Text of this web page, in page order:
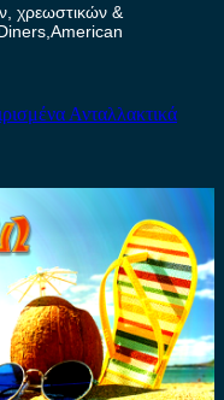
χρεωστικών &
Ανταλλακτικά